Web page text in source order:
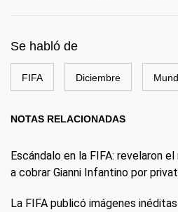
Se habló de
FIFA Diciembre
NOTAS RELACIONADAS
Escándalo en la FIFA: revelaron
a cobrar Gianni Infantino por
La FIFA publicó imágenes